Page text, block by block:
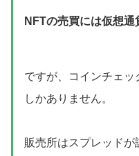
NFTの売買には仮想
ですが、コインチェ
しかありません。
販売所はスプレッドが